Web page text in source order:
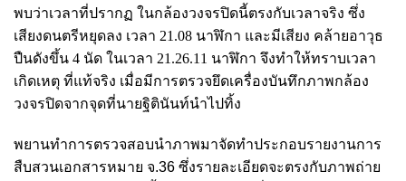
พบว่าเวลาที่ปรากฏ ในกล้องวงจรปิดนี้ตรงกับเวลาจริง ซึ่ง
เสียงดนตรีหยุดลง เวลา 21.08 นาฬิกา และมีเสียง คล้ายอาวุธ
ปืนดังขึ้น 4 นัด ในเวลา 21.26.11 นาฬิกา จึงทําให้ทราบเวลา
เกิดเหตุ ที่แท้จริง เมื่อมีการตรวจยึดเครื่องบันทึกภาพกล้อง
วงจรปิดจากจุดที่นายฐิตินันท์นําไปทิ้ง
พยานทําการตรวจสอบนําภาพมาจัดทําประกอบรายงานการ
สืบสวนเอกสารหมาย จ.36 ซึ่งรายละเอียดจะตรงกับภาพถ่าย